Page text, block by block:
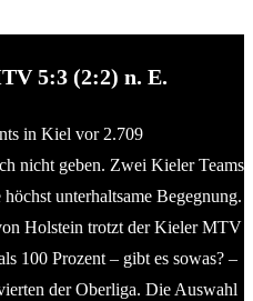
5:3 (2:2) n. E.
in Kiel vor 2.709
nicht geben. Zwei Kieler Teams
unterhaltsame Begegnung.
Holstein trotzt der Kieler MTV
100 Prozent – gibt es sowas? –
der Oberliga. Die Auswahl